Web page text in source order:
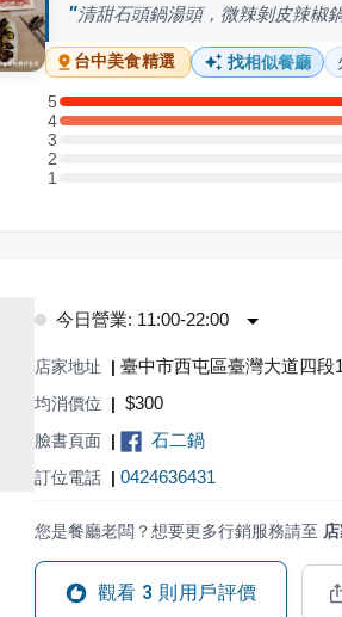
清甜石頭鍋湯頭，微辣剝皮辣椒
台中美食精選 找相似餐廳
5
5 星：1 則評論
4
4 星：1 則評論
3
3 星：0 則評論
2
2 星：0 則評論
11 星：0 則評論
今日營業: 11:00-22:00
店家地址 | 臺中市西屯區臺灣大道四段
均消價位 | $300
臉書頁面 | 石二鍋
訂位電話 | 0424636431
您是餐廳老闆？想要更多行銷服務請至
觀看 3 則用戶評價